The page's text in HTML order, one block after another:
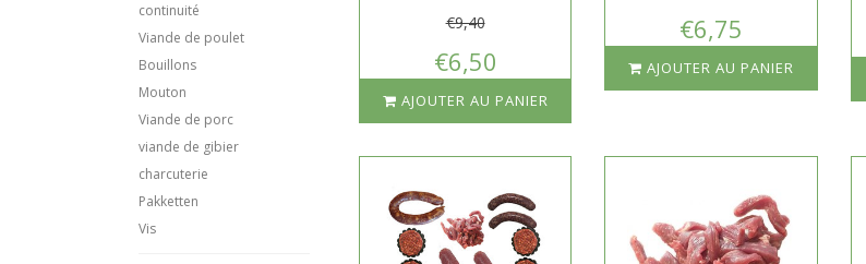
continuité
Viande de poulet
Bouillons
Mouton
Viande de porc
viande de gibier
charcuterie
Pakketten
Vis
€9,40
€6,50
AJOUTER AU PANIER
€6,75
AJOUTER AU PANIER